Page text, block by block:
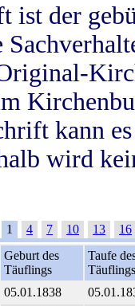
ist der
kann
wird
1 4 7 10 13
16
Geburt des
Täuflings
Taufe
Täuflings
05.01.1838